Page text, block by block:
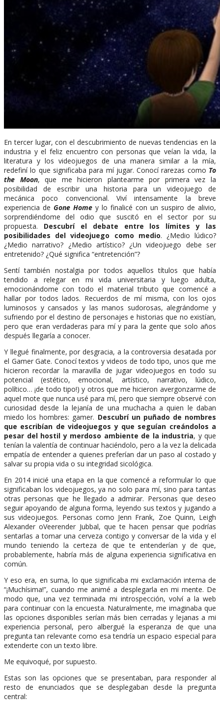
En tercer lugar, con el descubrimiento de nuevas tendencias en la
industria y el feliz encuentro con personas que veían la vida, la
literatura y los videojuegos de una manera similar a la mía,
redefiní lo que significaba para mí jugar. Conocí rarezas como To
the Moon, que me hicieron plantearme por primera vez la
posibilidad de escribir una historia para un videojuego de
mecánica poco convencional. Viví intensamente la breve
experiencia de Gone Home y lo finalicé con un suspiro de alivio,
sorprendiéndome del odio que suscitó en el sector por su
propuesta. Descubrí el debate entre los límites y las
posibilidades del videojuego como medio. ¿Medio lúdico?
¿Medio narrativo? ¿Medio artístico? ¿Un videojuego debe ser
entretenido? ¿Qué significa “entretención”?
Sentí también nostalgia por todos aquellos títulos que había
tendido a relegar en mi vida universitaria y luego adulta,
emocionándome con todo el material tributo que comencé a
hallar por todos lados. Recuerdos de mí misma, con los ojos
luminosos y cansados y las manos sudorosas, alegrándome y
sufriendo por el destino de personajes e historias que no existían,
pero que eran verdaderas para mí y para la gente que solo años
después llegaría a conocer.
Y llegué finalmente, por desgracia, a la controversia desatada por
el Gamer Gate. Conocí textos y videos de todo tipo, unos que me
hicieron recordar la maravilla de jugar videojuegos en todo su
potencial (estético, emocional, artístico, narrativo, lúdico,
político… ¡de todo tipo!) y otros que me hicieron avergonzarme de
aquel mote que nunca usé para mí, pero que siempre observé con
curiosidad desde la lejanía de una muchacha a quien le daban
miedo los hombres: gamer. Descubrí un puñado de nombres
que escribían de videojuegos y que seguían creándolos a
pesar del hostil y merdoso ambiente de la industria, y que
tenían la valentía de continuar haciéndolo, pero a la vez la delicada
empatía de entender a quienes preferían dar un paso al costado y
salvar su propia vida o su integridad sicológica.
En 2014 inicié una etapa en la que comencé a reformular lo que
significaban los videojuegos, ya no solo para mí, sino para tantas
otras personas que he llegado a admirar. Personas que deseo
seguir apoyando de alguna forma, leyendo sus textos y jugando a
sus videojuegos. Personas como Jenn Frank, Zoe Quinn, Leigh
Alexander oVeerender Jubbal, que te hacen pensar que podrías
sentarlas a tomar una cerveza contigo y conversar de la vida y el
mundo teniendo la certeza de que te entenderían y de que,
probablemente, habría más de alguna experiencia significativa en
común.
Y eso era, en suma, lo que significaba mi exclamación interna de
“¡Muchísima!”, cuando me animé a desplegarla en mi mente. De
modo que, una vez terminada mi introspección, volví a la web
para continuar con la encuesta. Naturalmente, me imaginaba que
las opciones disponibles serían más bien cerradas y lejanas a mi
experiencia personal, pero albergué la esperanza de que una
pregunta tan relevante como esa tendría un espacio especial para
extenderte con un texto libre.
Me equivoqué, por supuesto.
Estas son las opciones que se presentaban, para responder al
resto de enunciados que se desplegaban desde la pregunta
central: